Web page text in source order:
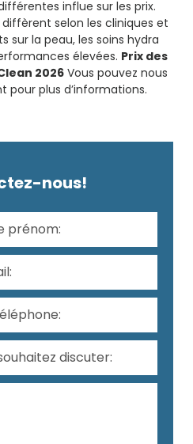
influe sur les prix.
selon les cliniques et
sur la peau, les soins hydra
élevées. Prix des
2026 Vous pouvez nous
plus d’informations.
nous!